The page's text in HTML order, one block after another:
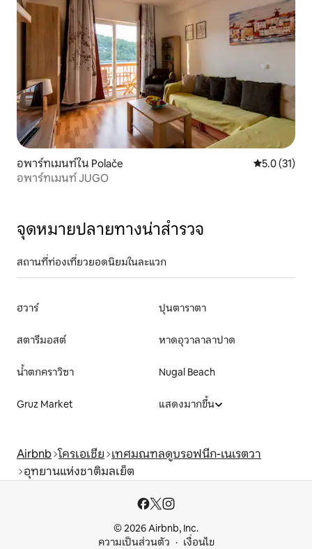
อพาร์ทเมนท์ใน Polače คะแนนเฉลี่ย
5.0 (31)
อพาร์ทเมนท์ JUGO
จุดหมายปลายทางน่าสำรวจ
สถานที่ท่องเที่ยวยอดนิยมในละแวก
ฮวาร์ ปุนตาราตา
สตารีมอสต์ หาดอุวาลาลาปาด
น้ำตกคราวิซา Nugal Beach
Gruz Market แสดงมากขึ้น
Airbnb โครเอเชีย เทศมณฑลดูบรอฟนีก-เนเรตวา
อุทยานแห่งชาติมลเย็ต
© 2026 Airbnb, Inc.
ความเป็นส่วนตัว
เงื่อนไข